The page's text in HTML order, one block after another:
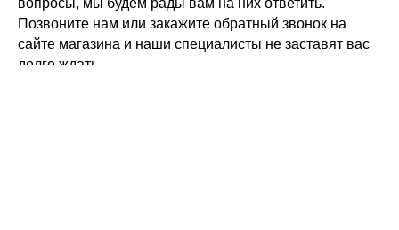
вопросы, мы будем рады вам на них ответить.
Позвоните нам или закажите обратный звонок на
сайте магазина и наши специалисты не заставят вас
долго ждать.